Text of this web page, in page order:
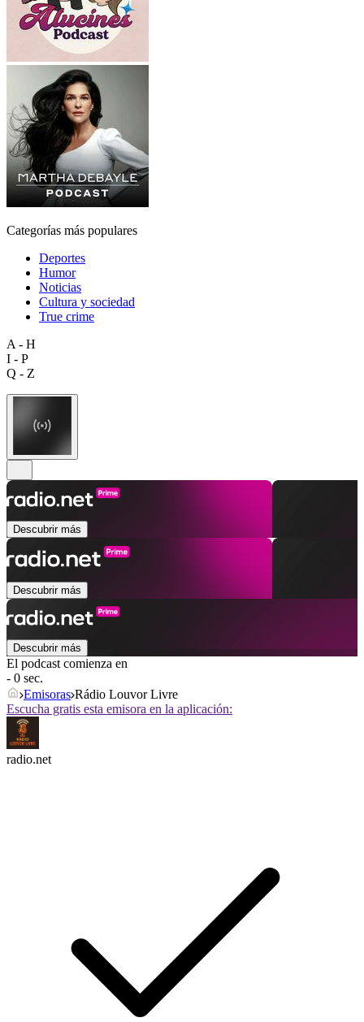
Categorías más populares
Deportes
Humor
Noticias
Cultura y sociedad
True crime
A - H
I - P
Q - Z
Descubrir más
Descubrir más
Descubrir más
El podcast comienza en
- 0 sec.
Emisoras Rádio Louvor Livre
Escucha gratis esta emisora en la aplicación:
radio.net